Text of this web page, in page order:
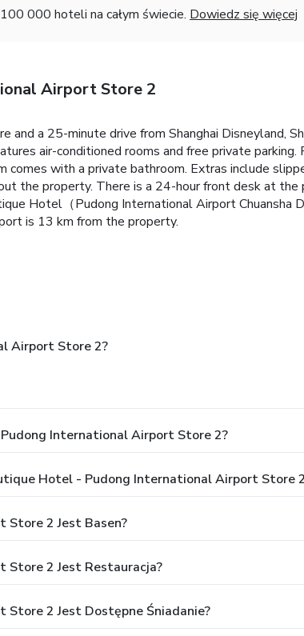
000 hoteli na całym świecie. Dowiedz się więcej
Airport Store 2
a 25-minute drive from Shanghai Disneyland,
air-conditioned rooms and free private parking.
with a private bathroom. Extras include
the property. There is a 24-hour front desk at the
Hotel（Pudong International Airport Chuansha
is 13 km from the property.
Airport Store 2?
International Airport Store 2?
Hotel - Pudong International Airport Store
2 Jest Basen?
2 Jest Restauracja?
2 Jest Dostępne Śniadanie?